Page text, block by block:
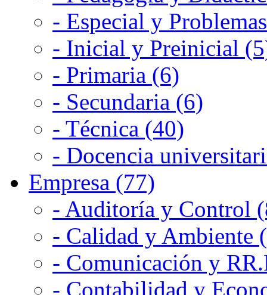
- Especial y
- Inicial y Preinicial
- Primaria (6)
- Secundaria (6)
- Técnica (40)
- Docencia
Empresa (77)
- Auditoría y Control
- Calidad y Ambiente
- Comunicación y
- Contabilidad y